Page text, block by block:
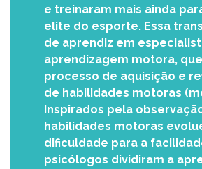
e treinaram mais ainda
elite do esporte. Essa
de aprendiz em
aprendizagem motora,
processo de aquisição e
de habilidades motoras
Inspirados pela
habilidades motoras
dificuldade para a
psicólogos dividiram a